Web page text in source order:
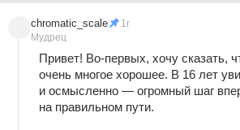
chromatic_scale
Мудрец
1г
Привет! Во-первых, хочу сказать,
очень многое хорошее. В 16 лет
и осмысленно — огромный шаг
на правильном пути.